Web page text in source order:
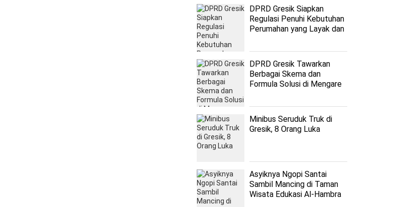
DPRD Gresik Siapkan
Regulasi Penuhi Kebutuhan
Perumahan yang Layak dan
DPRD Gresik Tawarkan
Berbagai Skema dan
Formula Solusi di Mengare
Minibus Seruduk Truk di
Gresik, 8 Orang Luka
Asyiknya Ngopi Santai
Sambil Mancing di Taman
Wisata Edukasi Al-Hambra